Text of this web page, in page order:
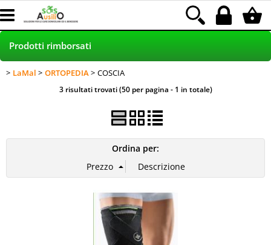
HOME
POLTRONE RELAX - SCONTO 30%
INCONTINENZA RIMBORSATA LAMal
Prodotti rimborsati
LaMal ORTOPEDIA COSCIA
3 risultati trovati (50 per pagina - 1 in totale)
Ordina per: